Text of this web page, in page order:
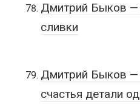
Дмитрий Быков —
сливки
Дмитрий Быков —
счастья детали